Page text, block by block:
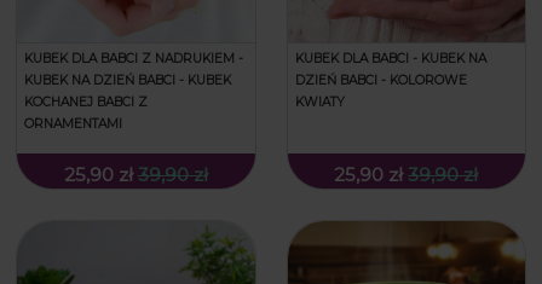
KUBEK DLA BABCI Z NADRUKIEM -
KUBEK NA DZIEŃ BABCI - KUBEK
KOCHANEJ BABCI Z
ORNAMENTAMI
25,90 zł 39,90 zł
KUBEK DLA BABCI - KUBEK NA
DZIEŃ BABCI - KOLOROWE
KWIATY
25,90 zł 39,90 zł